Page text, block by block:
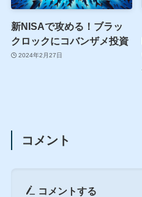
新NISAで攻める！ブラッ
クロックにコバンザメ投資
2024年2月27日
コメント
コメントする